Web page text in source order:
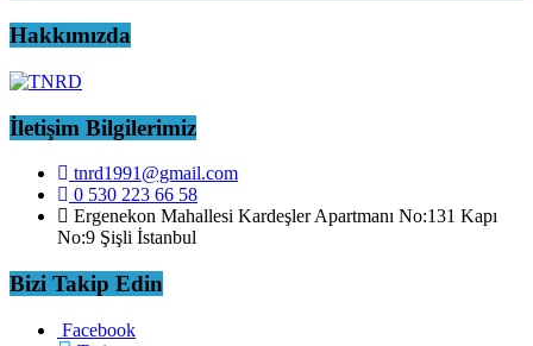
Hakkımızda
İletişim Bilgilerimiz
tnrd1991@gmail.com
0 530 223 66 58
Ergenekon Mahallesi Kardeşler Apartmanı No:131 Kapı
No:9 Şişli İstanbul
Bizi Takip Edin
Facebook